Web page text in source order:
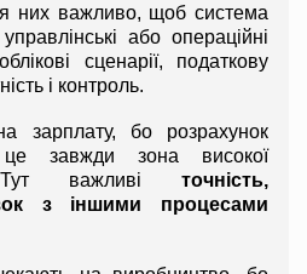
них важливо, щоб система
або операційні
сценарії, податкову
і контроль.
зарплату, бо розрахунок
завжди зона високої
Тут важливі точність,
з іншими процесами